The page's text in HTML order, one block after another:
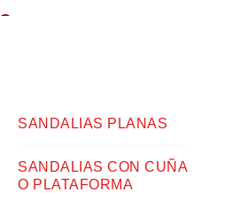
SANDALIAS PLANAS
SANDALIAS CON CUÑA
O PLATAFORMA